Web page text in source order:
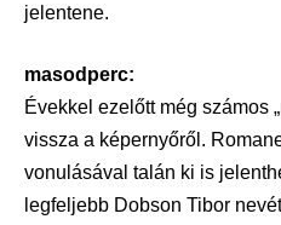
jelentene.
masodperc:
Évekkel ezelőtt még számos
vissza a képernyőről.
vonulásával talán ki is
legfeljebb Dobson Tibor